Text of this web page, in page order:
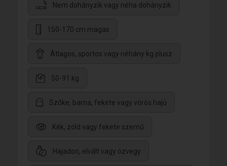
Nem dohányzik vagy néha dohányzik
150-170 cm magas
Átlagos, sportos vagy néhány kg plusz
50-91 kg
Szőke, barna, fekete vagy vörös hajú
Kék, zöld vagy fekete szemű
Hajadon, elvált vagy özvegy